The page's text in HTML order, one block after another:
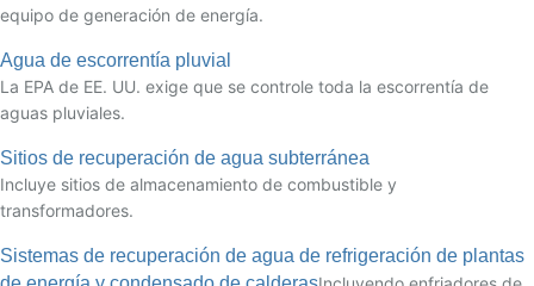
equipo de generación de energía.
Agua de escorrentía pluvial
La EPA de EE. UU. exige que se controle toda la escorrentía de
aguas pluviales.
Sitios de recuperación de agua subterránea
Incluye sitios de almacenamiento de combustible y
transformadores.
Sistemas de recuperación de agua de refrigeración de plantas